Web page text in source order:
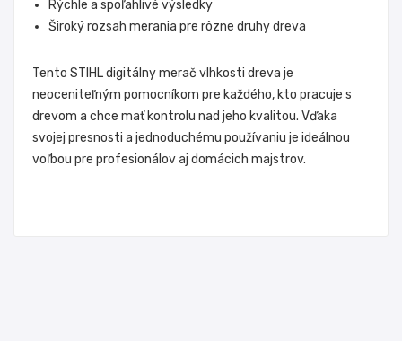
Rýchle a spoľahlivé výsledky
Široký rozsah merania pre rôzne druhy dreva
Tento STIHLdigitálnymerač vlhkosti dreva je
neoceniteľným pomocníkom pre každého, kto pracuje s
drevom a chce mať kontrolu nad jeho kvalitou. Vďaka
svojej presnosti a jednoduchému používaniu je ideálnou
voľbou pre profesionálov aj domácich majstrov.